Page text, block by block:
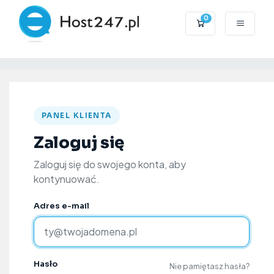
0Koszyk
PANEL KLIENTA
Zaloguj się
Zaloguj się do swojego konta, aby
kontynuować.
Adres e-mail
Hasło Nie pamiętasz hasła?